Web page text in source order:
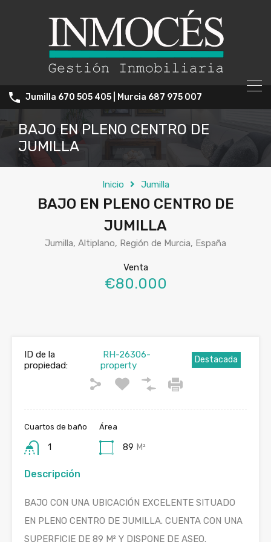
Jumilla 670 505 405 | Murcia 687 975 007
BAJO EN PLENO CENTRO DE
JUMILLA
Inicio Jumilla
BAJO EN PLENO CENTRO DE
JUMILLA
Jumilla, Altiplano, Región de Murcia, España
Venta
€80.000
ID de la
propiedad:
RH-26306-
property
Destacada
Cuartos de baño
1
Área
89 M²
Descripción
BAJO CON UNA UBICACIÓN EXCELENTE SITUADO
EN PLENO CENTRO DE JUMILLA. CUENTA CON UNA
SUPERFICIE DE 89 M² Y DISPONE DE ASEO.